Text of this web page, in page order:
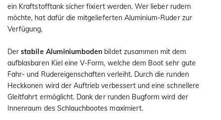
ein Kraftstofftank sicher fixiert werden. Wer lieber rudern
möchte, hat dafür die mitgelieferten Aluminium-Ruder zur
Verfügung.
Derstabile Aluminiumboden bildet zusammen mit dem
aufblasbaren Kiel eine V-Form, welche dem Boot sehr gute
Fahr- und Rudereigenschaften verleiht. Durch die runden
Heckkonen wird der Auftrieb verbessert und eine schnellere
Gleitfahrt ermöglicht. Dank der runden Bugform wird der
Innenraum des Schlauchbootes maximiert.